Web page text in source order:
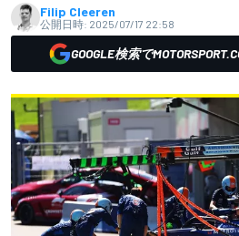
Filip Cleeren
公開日時: 2025/07/17 22:58
GOOGLE検索で